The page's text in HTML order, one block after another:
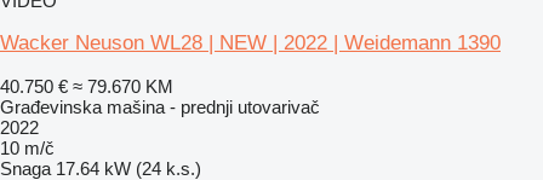
Wacker Neuson WL28 | NEW | 2022 | Weidemann 1390
40.750 € ≈ 79.670 KM
Građevinska mašina - prednji utovarivač
2022
10 m/č
Snaga 17.64 kW (24 k.s.)